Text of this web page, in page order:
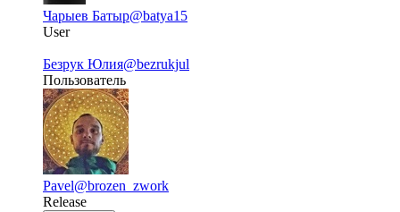
Чарыев Батыр@batya15
User
Безрук Юлия@bezrukjul
Пользователь
Pavel@brozen_zwork
Release